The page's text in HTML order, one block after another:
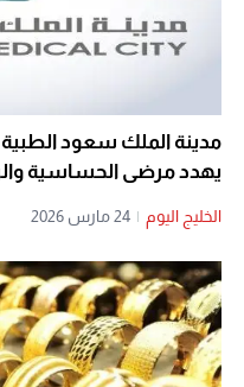
مدينة الملك سعود الطبية
يهدد مرضى الحساسية
الخليج اليوم | 24 مارس 2026